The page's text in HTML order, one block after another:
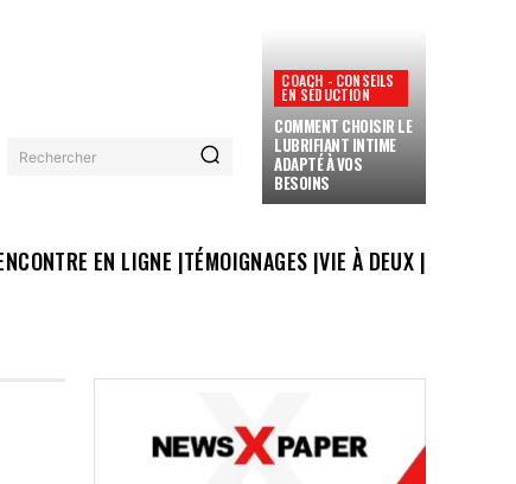
Rechercher
COACH - CONSEILS
EN SÉDUCTION
COMMENT CHOISIR LE
LUBRIFIANT INTIME
ADAPTÉ À VOS
BESOINS
EN LIGNE |TÉMOIGNAGES |VIE À DEUX |